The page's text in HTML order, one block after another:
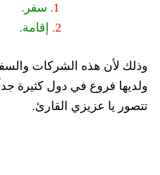
1. سفر.
2.
إقامة.
وذلك لأن هذه الشركات
ولديها فروع في دول كثيرة
تتصور يا عزيزي القارئ.